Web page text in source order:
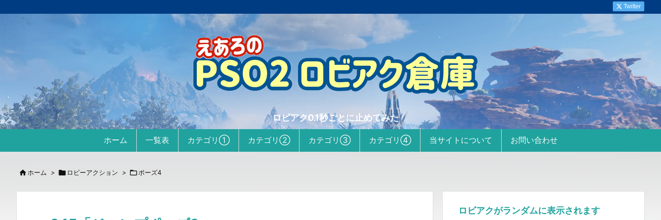
ロビアク0.1秒ごとに止めてみた
ホーム 一覧表 カテゴリ① カテゴリ② カテゴリ③ カテゴリ④ 当サイトについて お問い合わせ
Twitter
 ホーム >  ロビーアクション > ポーズ4
ロビアクがランダムに表示されます